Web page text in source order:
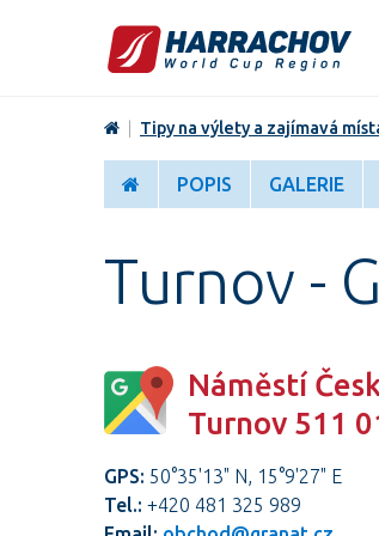
Tipy na výlety a zajímavá
POPIS GALERIE
Turnov -
Náměstí
Turnov 511
GPS: 50°35'13" N, 15°9'27" E
Tel.: +420 481 325 989